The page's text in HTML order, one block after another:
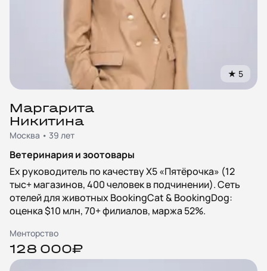
★ 5
Маргарита
Никитина
Москва • 39 лет
Ветеринария и зоотовары
Ex руководитель по качеству X5 «Пятёрочка» (12
тыс+ магазинов, 400 человек в подчинении). Сеть
отелей для животных BookingCat & BookingDog:
оценка $10 млн, 70+ филиалов, маржа 52%.
Менторство
128 000₽